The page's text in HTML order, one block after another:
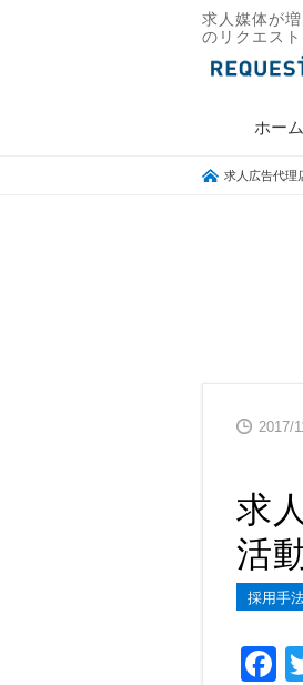
求人媒体が
のリクエス
ホーム
求人広告代理
2017/
求
活
採用手
F